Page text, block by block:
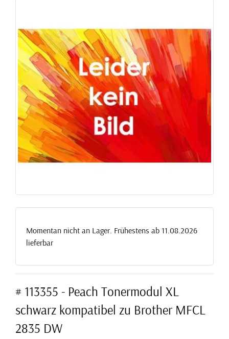
Momentan nicht an Lager. Frühestens ab 11.08.2026
lieferbar
# 113355 - Peach Tonermodul XL
schwarz kompatibel zu Brother MFCL
2835 DW